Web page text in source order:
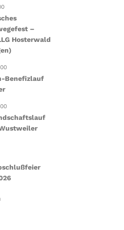
–
Hosterwald
Benefizlauf